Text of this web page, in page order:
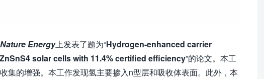
NatureEnergy上发表了题为“Hydrogen-enhanced carrier
solar cells with 11.4% certified efficiency”的论文。本工
集的增强。本工作发现氢主要掺入n型层和吸收体表面。此外，本